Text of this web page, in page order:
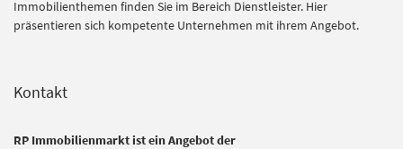
Immobilienthemen finden Sie im Bereich Dienstleister. Hier
präsentieren sich kompetente Unternehmen mit ihrem Angebot.
Kontakt
RP Immobilienmarkt ist ein Angebot der